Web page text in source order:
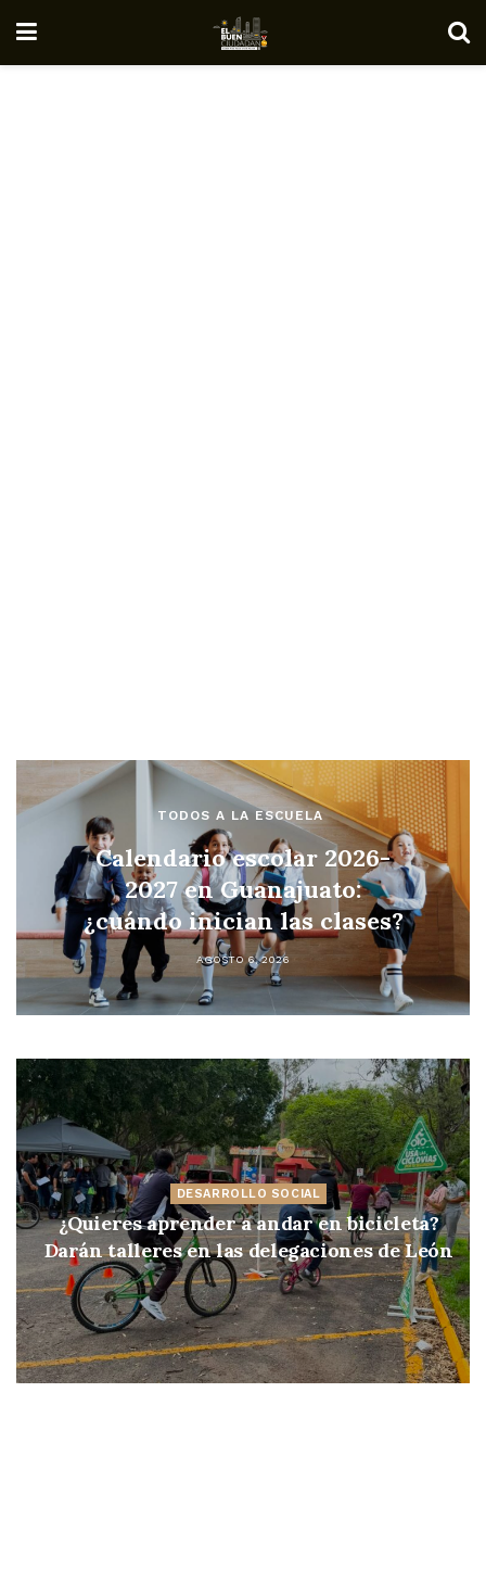
TODOS A LA ESCUELA
Calendario escolar 2026-
2027 en Guanajuato:
¿cuándo inician las clases?
AGOSTO 6, 2026
DESARROLLO SOCIAL
¿Quieres aprender a andar en bicicleta?
Darán talleres en las delegaciones de León